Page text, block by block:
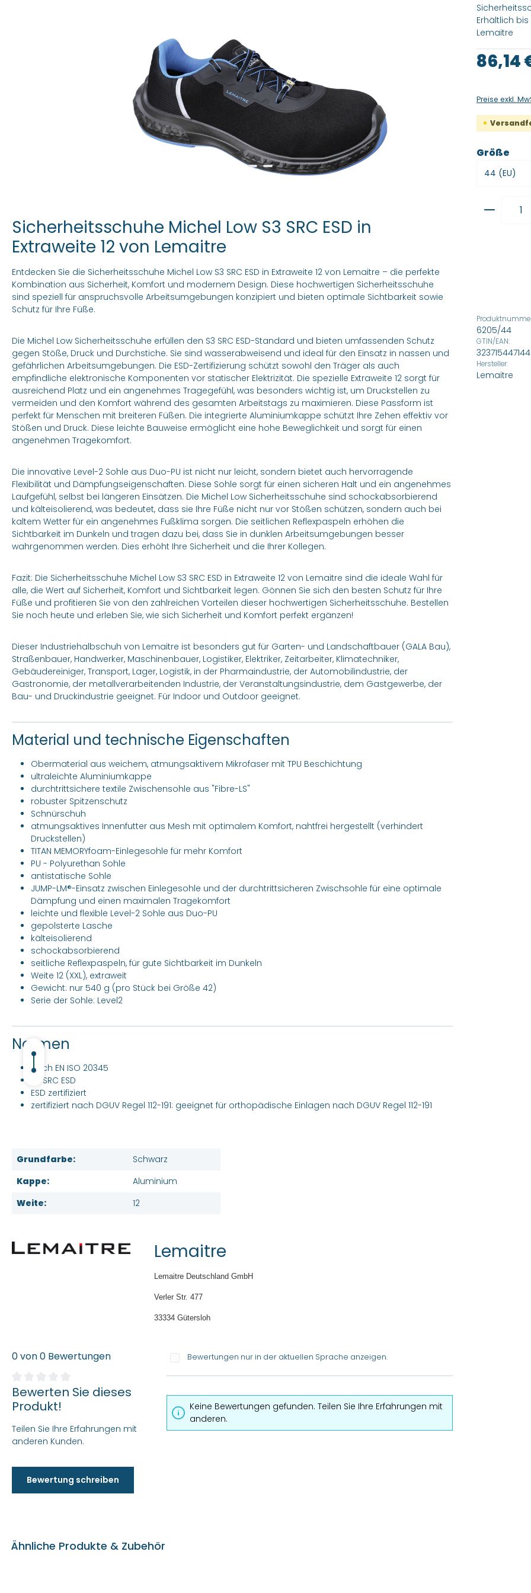
Erhältlich
Lemaitre
Regulärer
86,14
Preise exkl.
Größe
6205/44
GTIN/EAN:
Hersteller:
Lemaitre
Sicherheitsschuhe Michel Low S3 SRC ESD in
Extraweite 12 von Lemaitre
Entdecken Sie die Sicherheitsschuhe Michel Low S3 SRC ESD in Extraweite 12 von Lemaitre – die perfekte
Kombination aus Sicherheit, Komfort und modernem Design. Diese hochwertigen Sicherheitsschuhe
sind speziell für anspruchsvolle Arbeitsumgebungen konzipiert und bieten optimale Sichtbarkeit sowie
Schutz für Ihre Füße.
Die Michel Low Sicherheitsschuhe erfüllen den S3 SRC ESD-Standard und bieten umfassenden Schutz
gegen Stöße, Druck und Durchstiche. Sie sind wasserabweisend und ideal für den Einsatz in nassen und
gefährlichen Arbeitsumgebungen. Die ESD-Zertifizierung schützt sowohl den Träger als auch
empfindliche elektronische Komponenten vor statischer Elektrizität. Die spezielle Extraweite 12 sorgt für
ausreichend Platz und ein angenehmes Tragegefühl, was besonders wichtig ist, um Druckstellen zu
vermeiden und den Komfort während des gesamten Arbeitstags zu maximieren. Diese Passform ist
perfekt für Menschen mit breiteren Füßen. Die integrierte Aluminiumkappe schützt Ihre Zehen effektiv vor
Stößen und Druck. Diese leichte Bauweise ermöglicht eine hohe Beweglichkeit und sorgt für einen
angenehmen Tragekomfort.
Die innovative Level-2 Sohle aus Duo-PU ist nicht nur leicht, sondern bietet auch hervorragende
Flexibilität und Dämpfungseigenschaften. Diese Sohle sorgt für einen sicheren Halt und ein angenehmes
Laufgefühl, selbst bei längeren Einsätzen. Die Michel Low Sicherheitsschuhe sind schockabsorbierend
und kälteisolierend, was bedeutet, dass sie Ihre Füße nicht nur vor Stößen schützen, sondern auch bei
kaltem Wetter für ein angenehmes Fußklima sorgen. Die seitlichen Reflexpaspeln erhöhen die
Sichtbarkeit im Dunkeln und tragen dazu bei, dass Sie in dunklen Arbeitsumgebungen besser
wahrgenommen werden. Dies erhöht Ihre Sicherheit und die Ihrer Kollegen.
Fazit: Die Sicherheitsschuhe Michel Low S3 SRC ESD in Extraweite 12 von Lemaitre sind die ideale Wahl für
alle, die Wert auf Sicherheit, Komfort und Sichtbarkeit legen. Gönnen Sie sich den besten Schutz für Ihre
Füße und profitieren Sie von den zahlreichen Vorteilen dieser hochwertigen Sicherheitsschuhe. Bestellen
Sie noch heute und erleben Sie, wie sich Sicherheit und Komfort perfekt ergänzen!
Dieser Industriehalbschuh von Lemaitre ist besonders gut für Garten- und Landschaftbauer (GALA Bau),
Straßenbauer, Handwerker, Maschinenbauer, Logistiker, Elektriker, Zeitarbeiter, Klimatechniker,
Gebäudereiniger, Transport, Lager, Logistik, in der Pharmaindustrie, der Automobilindustrie, der
Gastronomie, der metallverarbeitenden Industrie, der Veranstaltungsindustrie, dem Gastgewerbe, der
Bau- und Druckindustrie geeignet. Für Indoor und Outdoor geeignet.
Material und technische Eigenschaften
Obermaterial aus weichem, atmungsaktivem Mikrofaser mit TPU Beschichtung
ultraleichte Aluminiumkappe
durchtrittsichere textile Zwischensohle aus "Fibre-LS"
robuster Spitzenschutz
Schnürschuh
atmungsaktives Innenfutter aus Mesh mit optimalem Komfort, nahtfrei hergestellt (verhindert
Druckstellen)
TITAN MEMORYfoam-Einlegesohle für mehr Komfort
PU - Polyurethan Sohle
antistatische Sohle
JUMP-LM®-Einsatz zwischen Einlegesohle und der durchtrittsicheren Zwischsohle für eine optimale
Dämpfung und einen maximalen Tragekomfort
leichte und flexible Level-2 Sohle aus Duo-PU
gepolsterte Lasche
kälteisolierend
schockabsorbierend
seitliche Reflexpaspeln, für gute Sichtbarkeit im Dunkeln
Weite 12 (XXL), extraweit
Gewicht: nur 540 g (pro Stück bei Größe 42)
Serie der Sohle: Level2
Normen
nach EN ISO 20345
S3 SRC ESD
ESD zertifiziert
zertifiziert nach DGUV Regel 112-191: geeignet für orthopädische Einlagen nach DGUV Regel 112-191
Grundfarbe:
Schwarz
Kappe:
Aluminium
Weite:
12
Lemaitre
Lemaitre Deutschland GmbH
Verler Str. 477
33334 Gütersloh
0 von 0 Bewertungen
Durchschnittliche Bewertung von 0 von 5 Sternen
Bewerten Sie dieses
Produkt!
Teilen Sie Ihre Erfahrungen mit
anderen Kunden.
Bewertung schreiben
Bewertungen nur in der aktuellen Sprache anzeigen.
Keine Bewertungen gefunden. Teilen Sie Ihre Erfahrungen mit
anderen.
Ähnliche Produkte & Zubehör